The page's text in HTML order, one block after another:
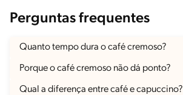
Perguntas frequentes
Quanto tempo dura o café cremoso?
Porque o café cremoso não dá ponto?
Qual a diferença entre café e capuccino?